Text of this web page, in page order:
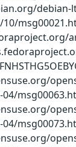
debian-